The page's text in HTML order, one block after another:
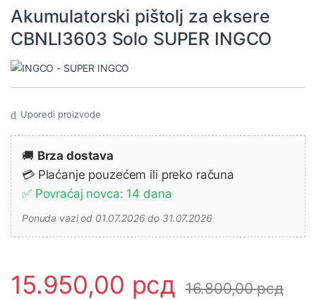
Akumulatorski pištolj za eksere
CBNLI3603 Solo SUPER INGCO
Uporedi proizvode
🚚 Brza dostava
💳 Plaćanje pouzećem ili preko računa
✅ Povraćaj novca: 14 dana
Ponuda vazi od 01.07.2026 do 31.07.2026
15.950,00 рсд 16.800,00рсд